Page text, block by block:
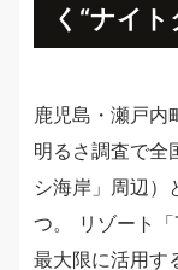
く“ナイ
鹿児島・瀬戸内
明るさ調査で全
シ海岸」周辺）
つ。 リゾート
最大限に活用す